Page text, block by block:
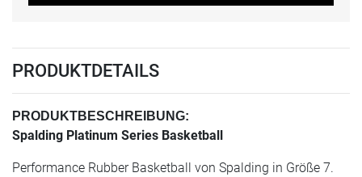
PRODUKTDETAILS
PRODUKTBESCHREIBUNG:
Spalding Platinum Series Basketball
Performance Rubber Basketball von Spalding in Größe 7.